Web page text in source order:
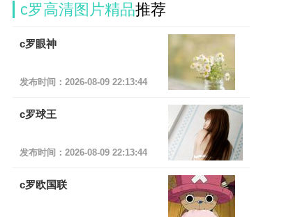
c罗高清图片精品推荐
c罗眼神
发布时间：2026-08-09 22:13:44
c罗球王
发布时间：2026-08-09 22:13:44
c罗欧国联